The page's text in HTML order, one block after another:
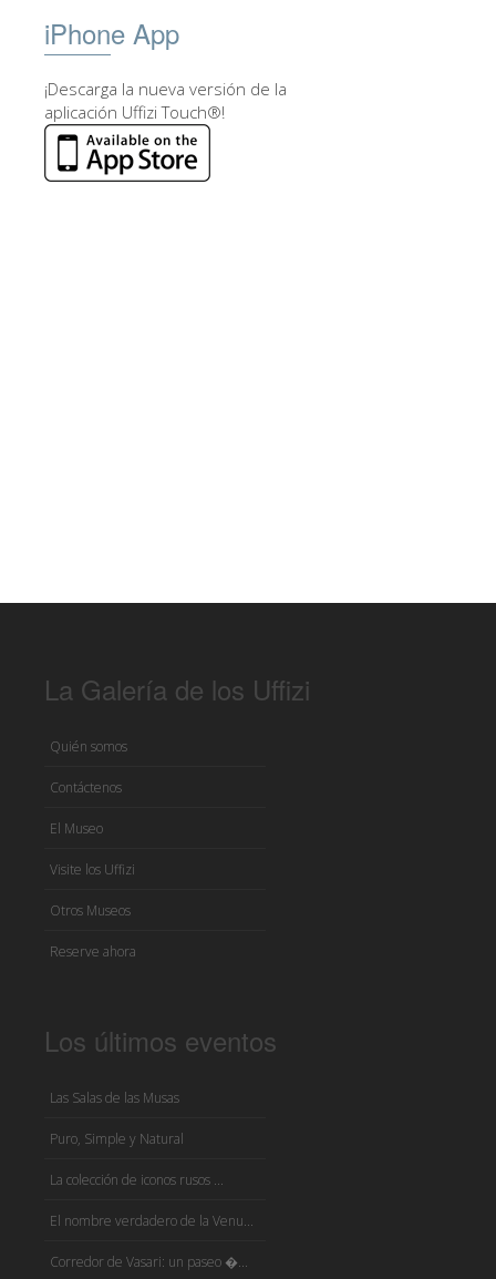
iPhone App
¡Descarga la nueva versión de la
aplicación Uffizi Touch®!
La Galería de los Uffizi
Quién somos
Contáctenos
El Museo
Visite los Uffizi
Otros Museos
Reserve ahora
Los últimos eventos
Las Salas de las Musas
Puro, Simple y Natural
La colección de iconos rusos ...
El nombre verdadero de la Venu...
Corredor de Vasari: un paseo �...